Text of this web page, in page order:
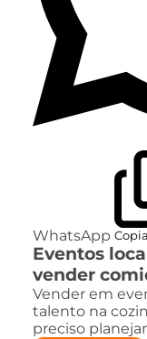
WhatsApp
Eventos
vender
Vender em
talento na
preciso